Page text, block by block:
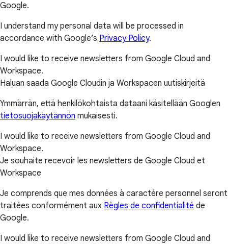
Google.
I understand my personal data will be processed in
accordance with Google’s Privacy Policy.
I would like to receive newsletters from Google Cloud and
Workspace.
Haluan saada Google Cloudin ja Workspacen uutiskirjeitä
Ymmärrän, että henkilökohtaista dataani käsitellään Googlen
tietosuojakäytännön mukaisesti.
I would like to receive newsletters from Google Cloud and
Workspace.
Je souhaite recevoir les newsletters de Google Cloud et
Workspace
Je comprends que mes données à caractère personnel seront
traitées conformément aux Règles de confidentialité de
Google.
I would like to receive newsletters from Google Cloud and